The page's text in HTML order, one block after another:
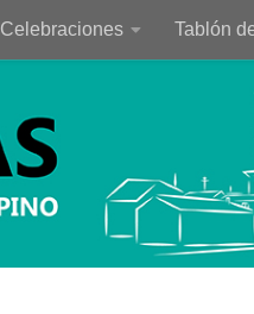
Celebraciones Tablón